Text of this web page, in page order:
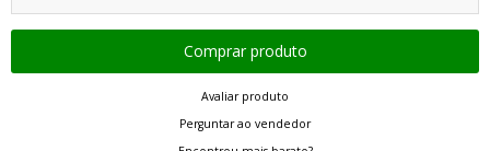
Avaliar produto
Perguntar ao vendedor